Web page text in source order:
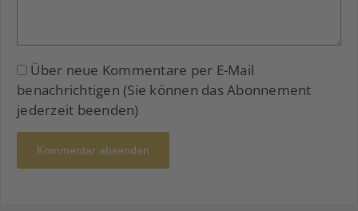
Über neue Kommentare per E-Mail
benachrichtigen (Sie können das Abonnement
jederzeit beenden)
Kommentar absenden